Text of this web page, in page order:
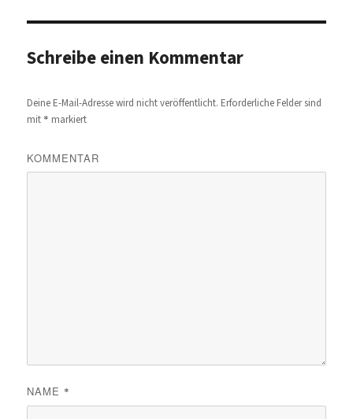
Schreibe einen Kommentar
Deine E-Mail-Adresse wird nicht veröffentlicht. Erforderliche Felder sind
mit * markiert
KOMMENTAR
NAME *